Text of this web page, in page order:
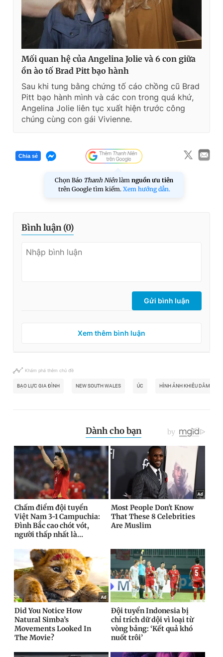
Mối quan hệ của Angelina Jolie và 6 con giữa
ồn ào tố Brad Pitt bạo hành
Sau khi tung bằng chứng tố cáo chồng cũ Brad
Pitt bạo hành mình và các con trong quá khứ,
Angelina Jolie liên tục xuất hiện trước công
chúng cùng con gái Vivienne.
Chia sẻ
Chọn Báo Thanh Niên làm nguồn ưu tiên
trên Google tìm kiếm. Xem hướng dẫn.
Bình luận (0)
Gửi bình luận
Xem thêm bình luận
Khám phá thêm chủ đề
BẠO LỰC GIA ĐÌNH NEW SOUTH WALES ÚC HÌNH ẢNH KHIÊU DÂM